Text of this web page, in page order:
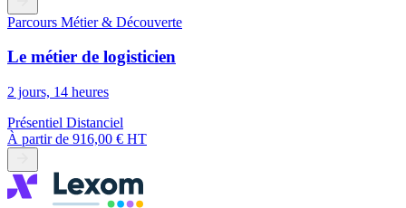
Parcours Métier & Découverte
Le métier de logisticien
2 jours, 14 heures
Présentiel Distanciel
À partir de 916,00 € HT